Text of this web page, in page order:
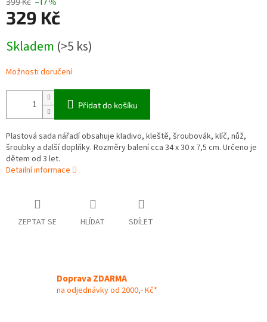
329 Kč
cena:
Skladem (>5 ks)
Možnosti doručení
Přidat do košíku
Plastová sada nářadí obsahuje kladivo, kleště, šroubovák, klíč, nůž,
šroubky a další doplňky. Rozměry balení cca 34 x 30 x 7,5 cm. Určeno je
dětem od 3 let.
Detailní informace
ZEPTAT SE HLÍDAT SDÍLET
Doprava ZDARMA
na odjednávky od 2000,- Kč*